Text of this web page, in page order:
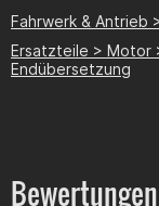
Fahrwerk & Antrieb
Ersatzteile > Motor
Endübersetzung
Bewertungen